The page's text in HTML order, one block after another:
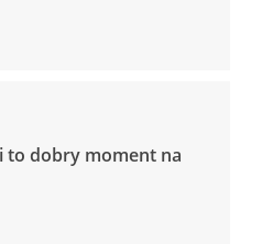
to dobry moment na